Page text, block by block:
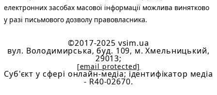
електронних засобах масової інформації можлива винятково
у разі письмового дозволу правовласника.
©2017-2025 vsim.ua
вул. Володимирська, буд. 109, м. Хмельницький,
29013;
[email protected]
Cуб'єкт у сфері онлайн-медіа; ідентифікатор медіа
- R40-02670.